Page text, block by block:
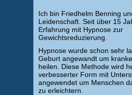
Ich bin Friedhelm Benning
Leidenschaft. Seit über 15
Erfahrung mit Hypnose zur
Gewichtsreduzierung.
Hypnose wurde schon sehr
Geburt angewandt um
heilen. Diese Methode wird
verbesserter Form mit
angewendet um Menschen
zu erleichtern.